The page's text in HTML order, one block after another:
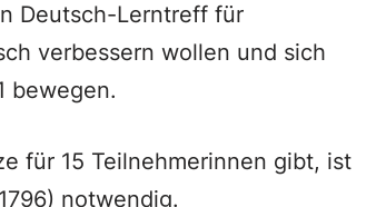
Deutsch-Lerntreff für
verbessern wollen und sich
bewegen.
für 15 Teilnehmerinnen gibt, ist
notwendig.